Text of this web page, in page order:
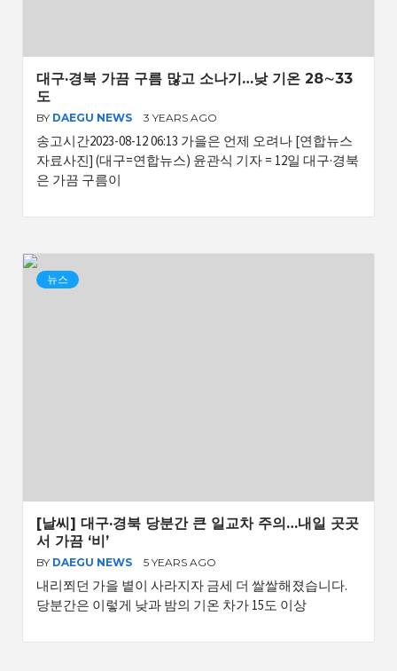
대구·경북 가끔 구름 많고 소나기…낮 기온 28∼33
도
BY DAEGU NEWS 3 YEARS AGO
송고시간2023-08-12 06:13 가을은 언제 오려나 [연합뉴스
자료사진] (대구=연합뉴스) 윤관식 기자 = 12일 대구·경북
은 가끔 구름이
뉴스
[날씨] 대구·경북 당분간 큰 일교차 주의…내일 곳곳
서 가끔 ‘비’
BY DAEGU NEWS 5 YEARS AGO
내리쬐던 가을 볕이 사라지자 금세 더 쌀쌀해졌습니다.
당분간은 이렇게 낮과 밤의 기온 차가 15도 이상